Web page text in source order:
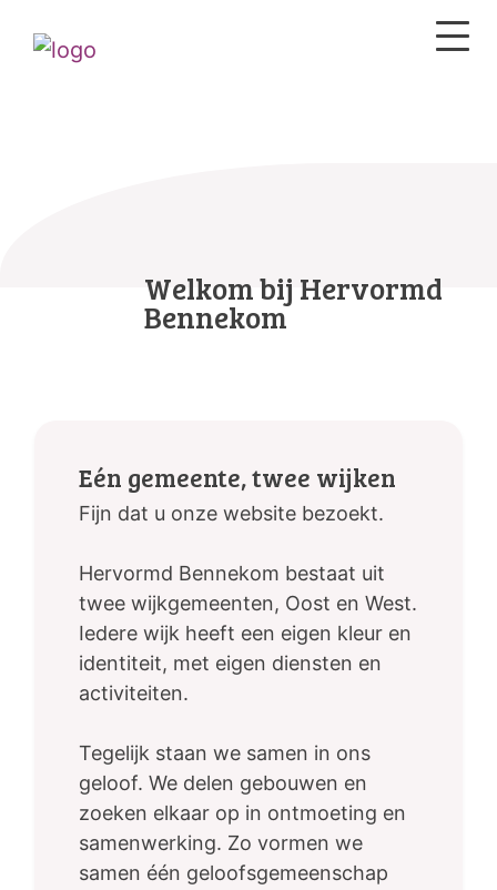
Welkom bij Hervormd
Bennekom
Eén gemeente, twee wijken
Fijn dat u onze website bezoekt.
Hervormd Bennekom bestaat uit
twee wijkgemeenten, Oost en West.
Iedere wijk heeft een eigen kleur en
identiteit, met eigen diensten en
activiteiten.
Tegelijk staan we samen in ons
geloof. We delen gebouwen en
zoeken elkaar op in ontmoeting en
samenwerking. Zo vormen we
samen één geloofsgemeenschap